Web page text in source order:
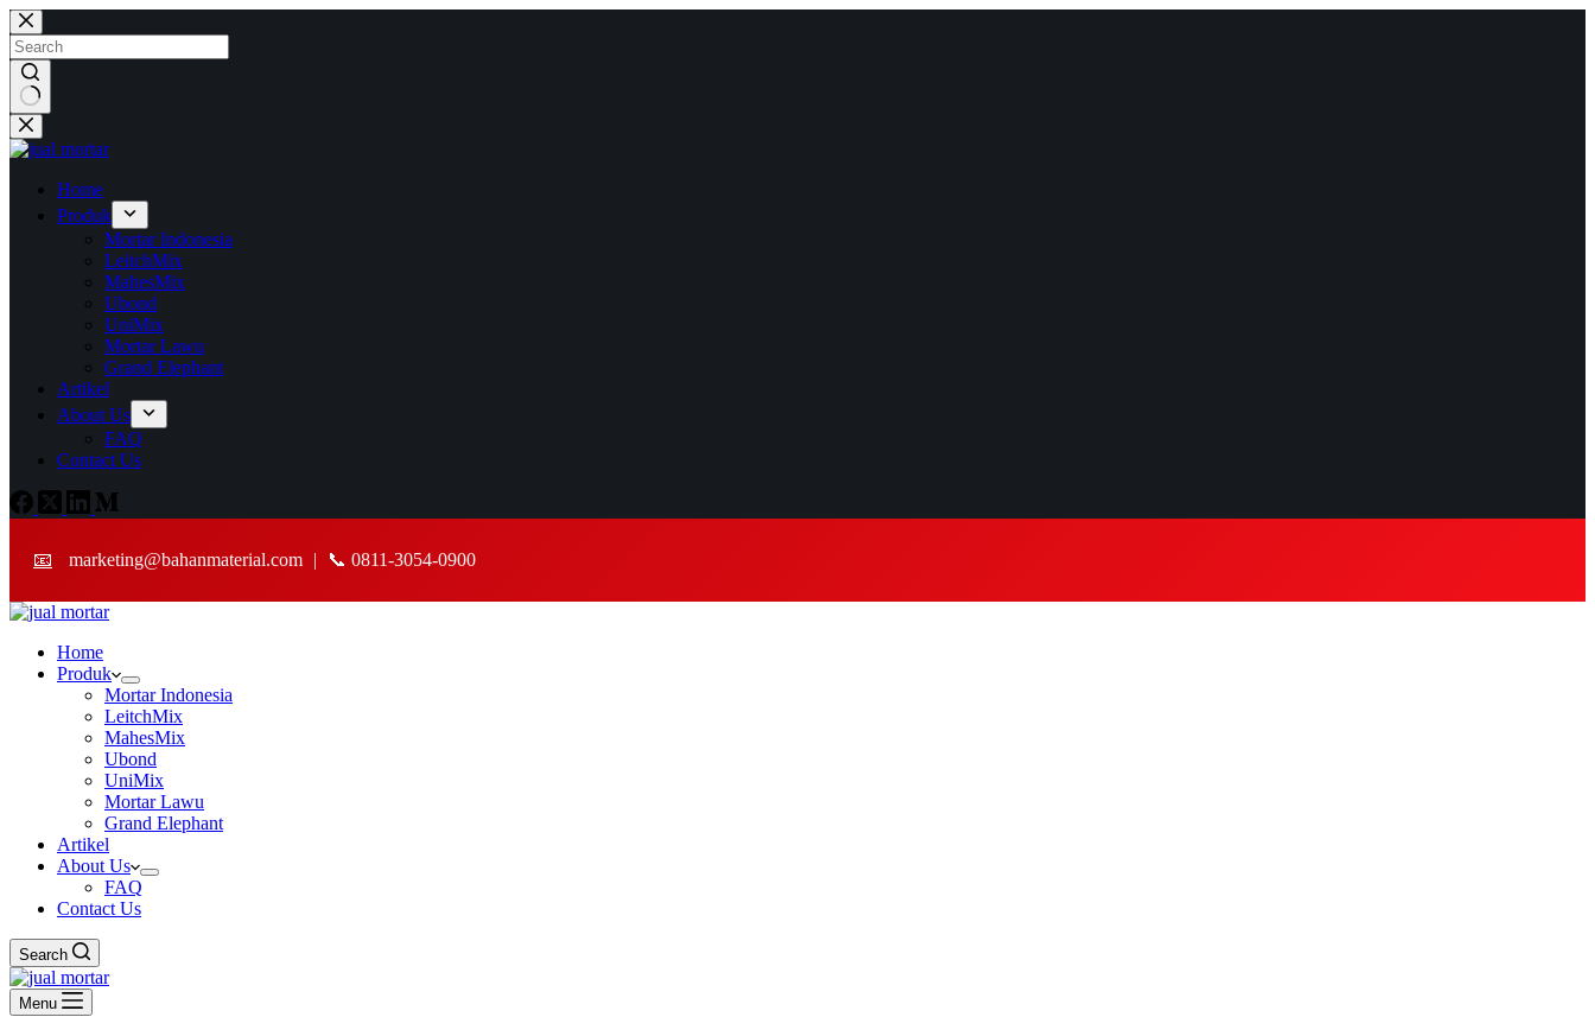
Skip
to
content
No
results
Home
Produk
Mortar Indonesia
LeitchMix
MahesMix
Ubond
UniMix
Mortar Lawu
Grand Elephant
Artikel
About Us
FAQ
Contact Us
📧 marketing@bahanmaterial.com | 📞 0811-3054-0900
Home
Produk
Mortar Indonesia
LeitchMix
MahesMix
Ubond
UniMix
Mortar Lawu
Grand Elephant
Artikel
About Us
FAQ
Contact Us
Search
Menu